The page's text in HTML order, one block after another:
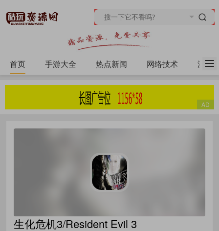
首页 手游大全 热点新闻 网络技术 源码
生化危机3/Resident Evil 3